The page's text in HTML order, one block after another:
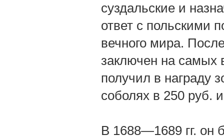
суздальские и
ответ с польскими
вечного мира.
заключен на самых
получил в награду
соболях в 250 руб.
В 1688—1689 гг. он